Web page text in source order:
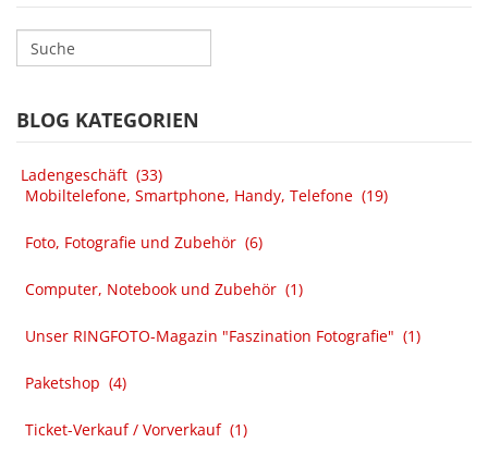
BLOG KATEGORIEN
Ladengeschäft (33)
Mobiltelefone, Smartphone, Handy, Telefone (19)
Foto, Fotografie und Zubehör (6)
Computer, Notebook und Zubehör (1)
Unser RINGFOTO-Magazin "Faszination Fotografie" (1)
Paketshop (4)
Ticket-Verkauf / Vorverkauf (1)